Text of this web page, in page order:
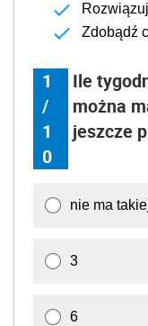
Zdobądź
1
/
1
0
Ile
można
jeszcze
nie ma
3
6